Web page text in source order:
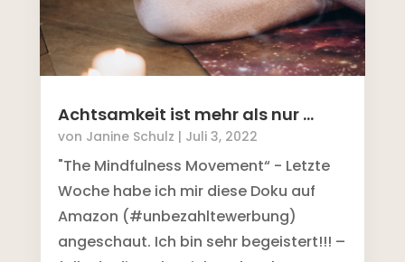
Achtsamkeit ist mehr als nur …
von Janine Schulz | Juli 3, 2022
"The Mindfulness Movement“ - Letzte
Woche habe ich mir diese Doku auf
Amazon (#unbezahltewerbung)
angeschaut. Ich bin sehr begeistert!!! –